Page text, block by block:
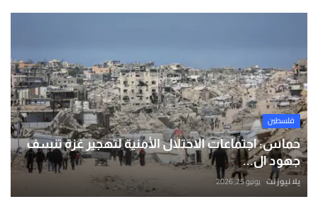
فلسطين
حماس: اجتماعات الاحتلال الأمنية لتهجير غزة تنسف
جهود ال...
يلا نيوز نت يونيو 25, 2026